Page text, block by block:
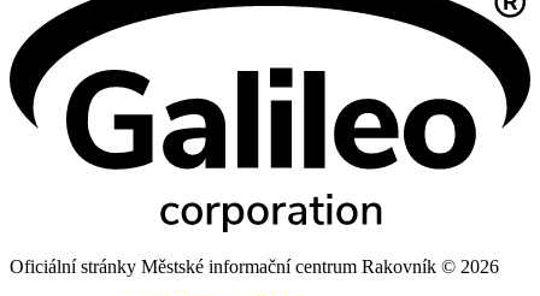
Oficiální stránky Městské informační centrum Rakovník © 2026